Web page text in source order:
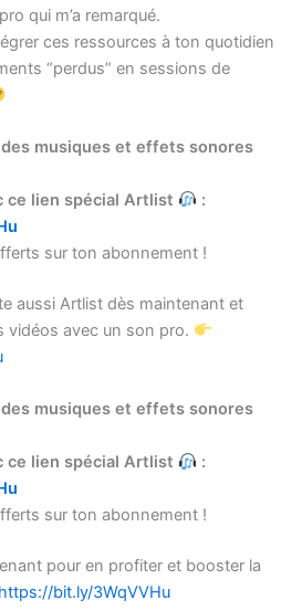
qui m’a remarqué.
ces ressources à ton quotidien
“perdus” en sessions de
musiques et effets sonores
ce lien spécial Artlist
:
sur ton abonnement !
aussi Artlist dès maintenant et
vidéos avec un son pro.
musiques et effets sonores
ce lien spécial Artlist
:
sur ton abonnement !
pour en profiter et booster la
https://bit.ly/3WqVVHu